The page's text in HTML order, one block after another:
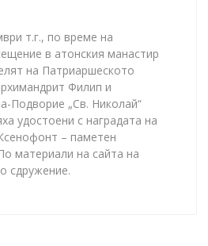
т.г., по време на
в атонския манастир
на Патриаршеското
Филип и
Подворие „Св. Николай“
удостоени с наградата на
– паметен
материали на сайта на
сдружение.